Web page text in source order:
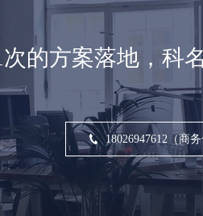
的方案落地，科
18026947612（商务